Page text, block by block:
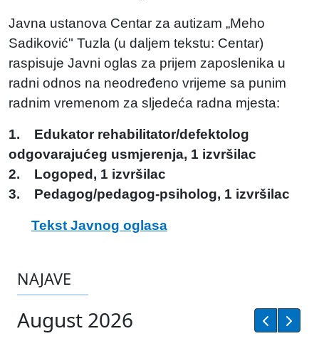
Javna ustanova Centar za autizam „Meho
Sadiković" Tuzla (u daljem tekstu: Centar)
raspisuje Javni oglas za prijem zaposlenika u
radni odnos na neodređeno vrijeme sa punim
radnim vremenom za sljedeća radna mjesta:
1. Edukator rehabilitator/defektolog
odgovarajućeg usmjerenja, 1 izvršilac
2. Logoped, 1 izvršilac
3. Pedagog/pedagog-psiholog, 1 izvršilac
Tekst Javnog oglasa
NAJAVE
August 2026